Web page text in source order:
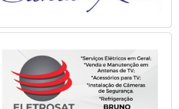
CIRCUITO MUNDIAL DE